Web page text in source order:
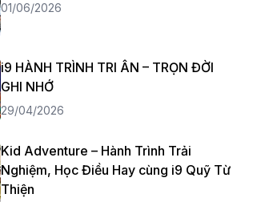
01/06/2026
i9 HÀNH TRÌNH TRI ÂN – TRỌN ĐỜI
GHI NHỚ
29/04/2026
Kid Adventure – Hành Trình Trải
Nghiệm, Học Điều Hay cùng i9 Quỹ Từ
Thiện